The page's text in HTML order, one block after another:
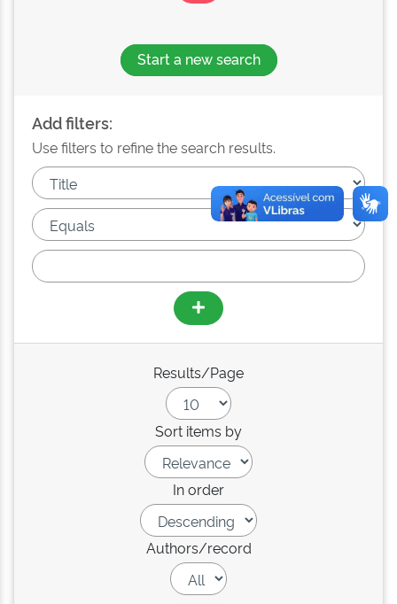
Start a new search
Add filters:
Use filters to refine the search results.
Results/Page
Sort items by
In order
Authors/record